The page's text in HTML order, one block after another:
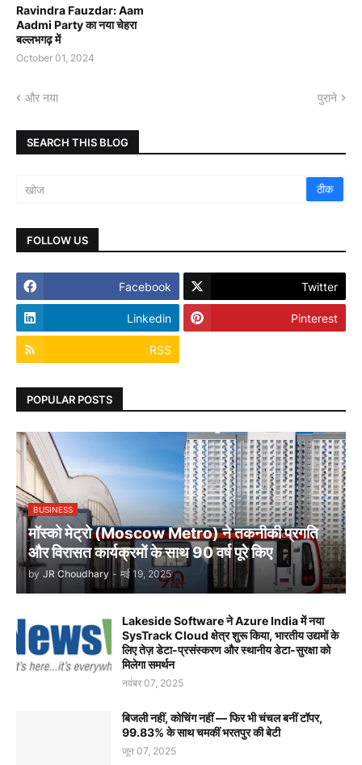
Ravindra Fauzdar: Aam
Aadmi Party का नया चेहरा
बल्लभगढ़ में
October 01, 2024
और नया पुराने
SEARCH THIS BLOG
FOLLOW US
Facebook Twitter
Linkedin Pinterest
RSS
POPULAR POSTS
BUSINESS
मॉस्को मेट्रो (Moscow Metro) ने तकनीकी प्रगति
और विरासत कार्यक्रमों के साथ 90 वर्ष पूरे किए
by JR Choudhary - मई 19, 2025
Lakeside Software ने Azure India में नया
SysTrack Cloud क्षेत्र शुरू किया, भारतीय उद्यमों के
लिए तेज़ डेटा-प्रसंस्करण और स्थानीय डेटा-सुरक्षा को
मिलेगा समर्थन
नवंबर 07, 2025
बिजली नहीं, कोचिंग नहीं — फिर भी चंचल बनीं टॉपर,
99.83% के साथ चमकीं भरतपुर की बेटी
जून 07, 2025